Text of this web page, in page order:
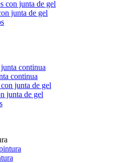
junta de gel
continua
junta de gel